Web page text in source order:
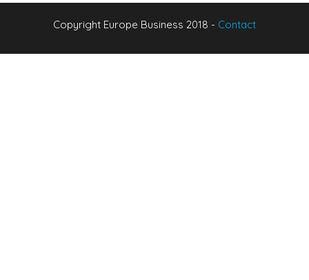
Copyright Europe Business 2018 - Contact